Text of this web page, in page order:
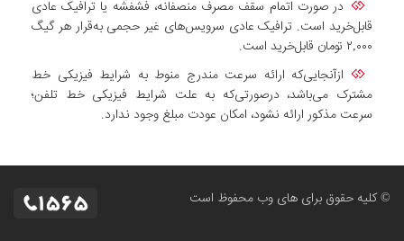
در صورت اتمام سقف مصرف منصفانه، فشفشه یا ترافیک عادی
قابل‌خرید است. ترافیک عادی سرویس‌های غیر حجمی به‌قرار هر گیگ
۲,۰۰۰ تومان قابل‌خرید است.
ازآنجایی‌که ارائه سرعت مندرج منوط به شرایط فیزیکی خط
مشترک می‌باشد، درصورتی‌که به علت شرایط فیزیکی خط تلفن؛
سرعت مذکور ارائه نشود، امکان عودت مبلغ وجود ندارد.
© کلیه حقوق برای های وب محفوظ است